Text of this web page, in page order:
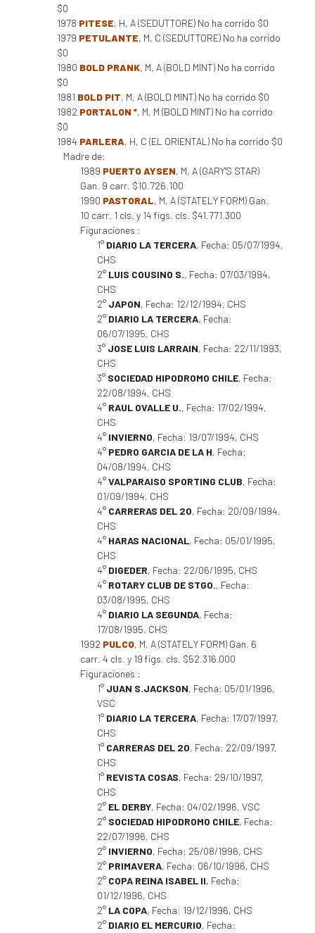
$0
1978 PITESE, H, A (SEDUTTORE) No ha corrido $0
1979 PETULANTE, M, C (SEDUTTORE) No ha corrido
$0
1980 BOLD PRANK, M, A (BOLD MINT) No ha corrido
$0
1981 BOLD PIT, M, A (BOLD MINT) No ha corrido $0
1982 PORTALON *, M, M (BOLD MINT) No ha corrido
$0
1984 PARLERA, H, C (EL ORIENTAL) No ha corrido $0
Madre de:
1989 PUERTO AYSEN, M, A (GARY'S STAR)
Gan. 9 carr. $10.726.100
1990 PASTORAL, M, A (STATELY FORM) Gan.
10 carr. 1 cls. y 14 figs. cls. $41.771.300
Figuraciones :
1° DIARIO LA TERCERA, Fecha: 05/07/1994,
CHS
2° LUIS COUSINO S., Fecha: 07/03/1994,
CHS
2° JAPON, Fecha: 12/12/1994, CHS
2° DIARIO LA TERCERA, Fecha:
06/07/1995, CHS
3° JOSE LUIS LARRAIN, Fecha: 22/11/1993,
CHS
3° SOCIEDAD HIPODROMO CHILE, Fecha:
22/08/1994, CHS
4° RAUL OVALLE U., Fecha: 17/02/1994,
CHS
4° INVIERNO, Fecha: 19/07/1994, CHS
4° PEDRO GARCIA DE LA H, Fecha:
04/08/1994, CHS
4°VALPARAISO SPORTING CLUB, Fecha:
01/09/1994, CHS
4° CARRERAS DEL 20, Fecha: 20/09/1994,
CHS
4° HARAS NACIONAL, Fecha: 05/01/1995,
CHS
4° DIGEDER, Fecha: 22/06/1995, CHS
4° ROTARY CLUB DE STGO., Fecha:
03/08/1995, CHS
4° DIARIO LA SEGUNDA, Fecha:
17/08/1995, CHS
1992 PULCO, M, A (STATELY FORM) Gan. 6
carr. 4 cls. y 19 figs. cls. $52.316.000
Figuraciones :
1° JUAN S.JACKSON, Fecha: 05/01/1996,
VSC
1° DIARIO LA TERCERA, Fecha: 17/07/1997,
CHS
1° CARRERAS DEL 20, Fecha: 22/09/1997,
CHS
1° REVISTA COSAS, Fecha: 29/10/1997,
CHS
2° EL DERBY, Fecha: 04/02/1996, VSC
2° SOCIEDAD HIPODROMO CHILE, Fecha:
22/07/1996, CHS
2° INVIERNO, Fecha: 25/08/1996, CHS
2° PRIMAVERA, Fecha: 06/10/1996, CHS
2° COPA REINA ISABEL II, Fecha:
01/12/1996, CHS
2° LA COPA, Fecha: 19/12/1996, CHS
2° DIARIO EL MERCURIO, Fecha: